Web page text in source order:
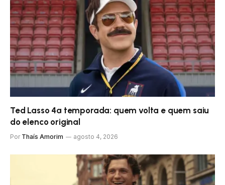
Ted Lasso 4ª temporada: quem volta e quem saiu
do elenco original
Por Thaís Amorim agosto 4, 2026